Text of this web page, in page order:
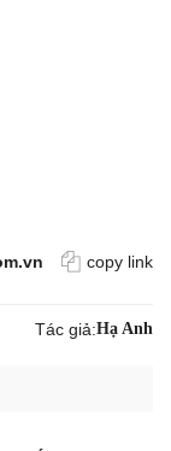
copy link
Tác giả:Hạ Anh